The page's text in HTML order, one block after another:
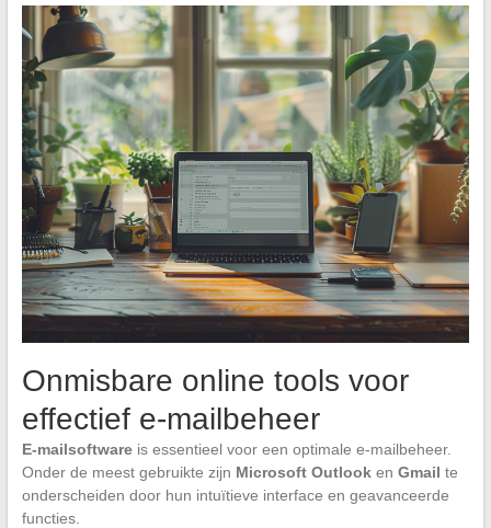
Onmisbare online tools voor
effectief e-mailbeheer
E-mailsoftwareis essentieel voor een optimale e-mailbeheer.
Onder de meest gebruikte zijn Microsoft Outlooken Gmail te
onderscheiden door hun intuïtieve interface en geavanceerde
functies.